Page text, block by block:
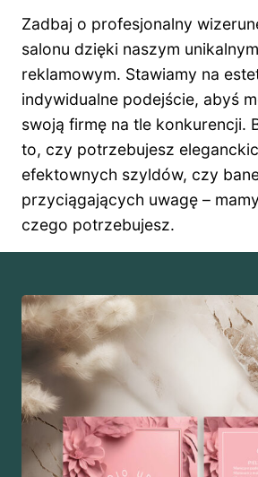
Zadbaj o profesjonalny
salonu dzięki naszym
reklamowym. Stawiamy na
indywidualne podejście, abyś
swoją firmę na tle konkurencji.
to, czy potrzebujesz
efektownych szyldów, czy
przyciągających uwagę –
czego potrzebujesz.